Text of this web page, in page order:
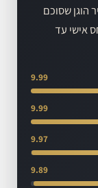
הוגן שסוכם
אישי עד
9.99
9.99
9.97
9.89